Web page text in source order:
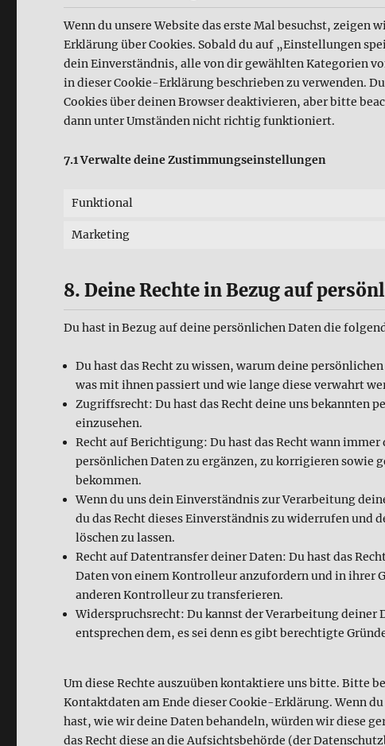
Wenn du unsere Website das erste Mal besuchst, zeigen
Erklärung über Cookies. Sobald du auf „Einstellungen
dein Einverständnis, alle von dir gewählten Kategorien
in dieser Cookie-Erklärung beschrieben zu verwenden.
Cookies über deinen Browser deaktivieren, aber bitte
dann unter Umständen nicht richtig funktioniert.
7.1 Verwalte deine Zustimmungseinstellungen
Funktional
Marketing
8. Deine Rechte in Bezug auf
Du hast in Bezug auf deine persönlichen Daten die
Du hast das Recht zu wissen, warum deine
was mit ihnen passiert und wie lange diese verwahrt
Zugriffsrecht: Du hast das Recht deine uns bekannten
einzusehen.
Recht auf Berichtigung: Du hast das Recht wann immer
persönlichen Daten zu ergänzen, zu korrigieren sowie
bekommen.
Wenn du uns dein Einverständnis zur Verarbeitung
du das Recht dieses Einverständnis zu widerrufen und
löschen zu lassen.
Recht auf Datentransfer deiner Daten: Du hast das
Daten von einem Kontrolleur anzufordern und in ihrer
anderen Kontrolleur zu transferieren.
Widerspruchsrecht: Du kannst der Verarbeitung deiner
entsprechen dem, es sei denn es gibt berechtigte
Um diese Rechte auszuüben kontaktiere uns bitte. Bitte
Kontaktdaten am Ende dieser Cookie-Erklärung. Wenn
hast, wie wir deine Daten behandeln, würden wir diese
das Recht diese an die Aufsichtsbehörde (der